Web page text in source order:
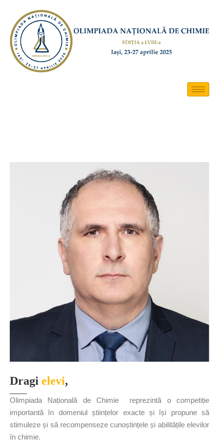
Dragi elevi,
Olimpiada Națională de Chimie reprezintă o competiție
importantă în domeniul științelor exacte și își propune să
stimuleze și să recompenseze cunoștințele și abilitățile elevilor
în chimie.